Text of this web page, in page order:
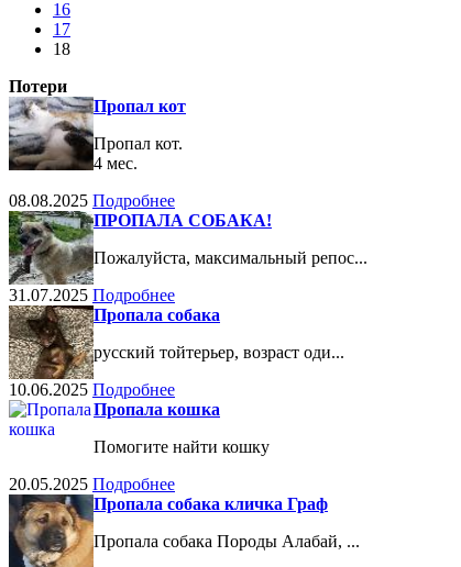
16
17
18
Потери
Пропал кот
Пропал кот.
4 мес.
08.08.2025 Подробнее
ПРОПАЛА СОБАКА!
Пожалуйста, максимальный репос...
31.07.2025 Подробнее
Пропала собака
русский тойтерьер, возраст оди...
10.06.2025 Подробнее
Пропала кошка
Помогите найти кошку
20.05.2025 Подробнее
Пропала собака кличка Граф
Пропала собака Породы Алабай, ...